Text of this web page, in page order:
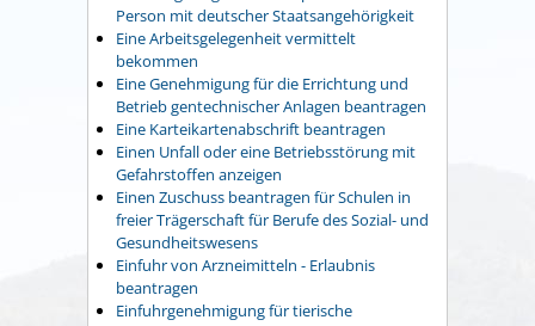
Person mit deutscher Staatsangehörigkeit
Eine Arbeitsgelegenheit vermittelt
bekommen
Eine Genehmigung für die Errichtung und
Betrieb gentechnischer Anlagen beantragen
Eine Karteikartenabschrift beantragen
Einen Unfall oder eine Betriebsstörung mit
Gefahrstoffen anzeigen
Einen Zuschuss beantragen für Schulen in
freier Trägerschaft für Berufe des Sozial- und
Gesundheitswesens
Einfuhr von Arzneimitteln - Erlaubnis
beantragen
Einfuhrgenehmigung für tierische